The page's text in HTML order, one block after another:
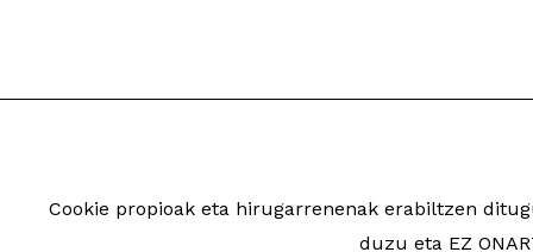
2026 Saiatuz
Cookie propioak eta hirugarrenenak erabiltzen
duzu eta EZ